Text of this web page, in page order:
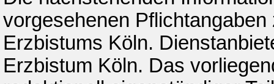
vorgesehenen
Erzbistums Köln.
Erzbistum Köln. Das